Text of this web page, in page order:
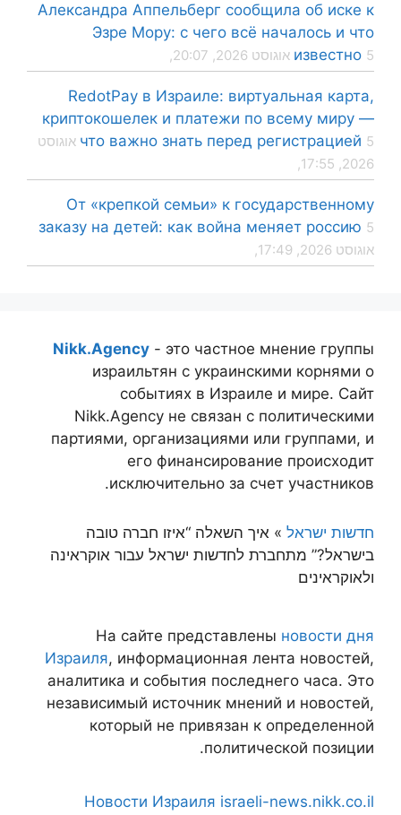
Александра Аппельберг сообщила об иске к
Эзре Мору: с чего всё началось и что
известно 5 אוגוסט 2026, 20:07,
RedotPay в Израиле: виртуальная карта,
криптокошелек и платежи по всему миру —
что важно знать перед регистрацией 5 אוגוסט
2026, 17:55,
От «крепкой семьи» к государственному
заказу на детей: как война меняет россию 5
אוגוסט 2026, 17:49,
Nikk.Agency - это частное мнение группы
израильтян с украинскими корнями о
событиях в Израиле и мире. Сайт
Nikk.Agency не связан с политическими
партиями, организациями или группами, и
его финансирование происходит
исключительно за счет участников.
חדשות ישראל » איך השאלה “איזו חברה טובה
בישראל?” מתחברת לחדשות ישראל עבור אוקראינה
ולאוקראינים
На сайте представлены новости дня
Израиля, информационная лента новостей,
аналитика и события последнего часа. Это
независимый источник мнений и новостей,
который не привязан к определенной
политической позиции.
Новости Израиля israeli-news.nikk.co.il